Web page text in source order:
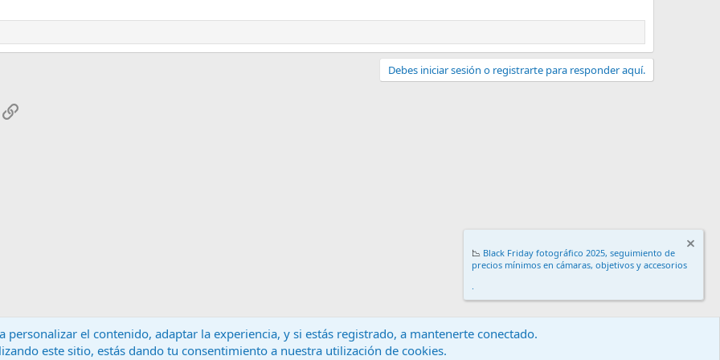
Debes iniciar sesión o registrarte para responder aquí.
Enlace
Contáctanos Términos y reglas
📉 Black Friday fotográfico 2025, seguimiento de
precios mínimos en cámaras, objetivos y accesorios
.
personalizar el contenido, adaptar la experiencia, y si estás registrado, a mantenerte conectado.
este sitio, estás dando tu consentimiento a nuestra utilización de cookies.